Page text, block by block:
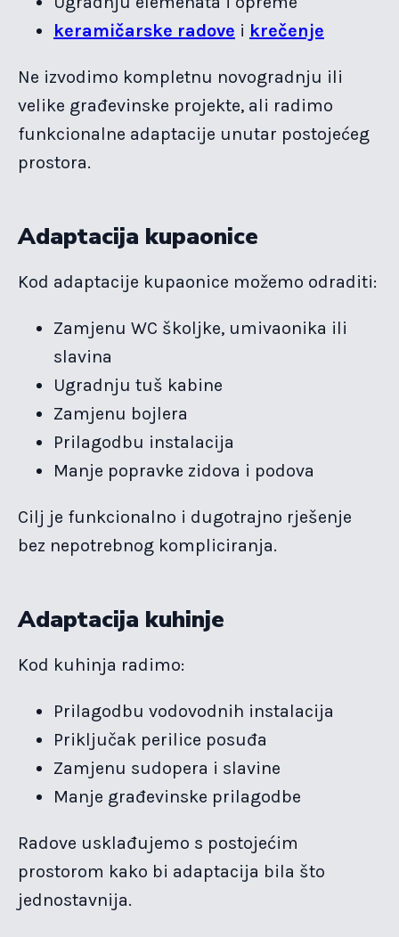
keramičarske radove i krečenje
Ne izvodimo kompletnu novogradnju ili
velike građevinske projekte, ali radimo
funkcionalne adaptacije unutar postojećeg
prostora.
Adaptacija kupaonice
Kod adaptacije kupaonice možemo odraditi:
Zamjenu WC školjke, umivaonika ili
slavina
Ugradnju tuš kabine
Zamjenu bojlera
Prilagodbu instalacija
Manje popravke zidova i podova
Cilj je funkcionalno i dugotrajno rješenje
bez nepotrebnog kompliciranja.
Adaptacija kuhinje
Kod kuhinja radimo:
Prilagodbu vodovodnih instalacija
Priključak perilice posuđa
Zamjenu sudopera i slavine
Manje građevinske prilagodbe
Radove usklađujemo s postojećim
prostorom kako bi adaptacija bila što
jednostavnija.